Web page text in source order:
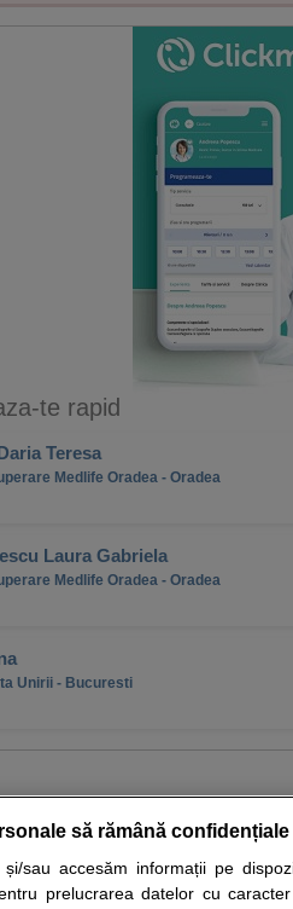
te rapid
Teresa
Medlife Oradea - Oradea
Laura Gabriela
Medlife Oradea - Oradea
Unirii - Bucuresti
simptome Interpretare analize
să rămână confidențiale
sau accesăm informații pe
prelucrarea datelor cu caracter